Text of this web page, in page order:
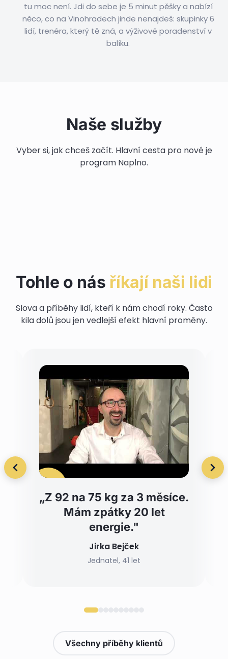
tu moc není. Jdi do sebe je 5 minut pěšky a nabízí
něco, co na Vinohradech jinde nenajdeš: skupinky 6
lidí, trenéra, který tě zná, a výživové poradenství v
balíku.
Naše služby
Vyber si, jak chceš začít. Hlavní cesta pro nové je
program Naplno.
specialistů
Více informací
Soukromá lekce
Hodina s osobním trenérem jen pro tebe
Vyzkoušej si nás bez závazků
Skupinové cvičení
Pro ty, kteří k nám chtějí chodit dlouhodobě
Výživa
Jídlo, které dává energii i požitek
Žádné dietní šílenosti
Tohle o nás říkají naši lidi
Slova a příběhy lidí, kteří k nám chodí roky. Často
kila dolů jsou jen vedlejší efekt hlavní proměny.
„Z 92 na 75 kg za 3 měsíce.
Mám zpátky 20 let
energie."
Jirka Bejček
Jednatel, 41 let
Všechny příběhy klientů